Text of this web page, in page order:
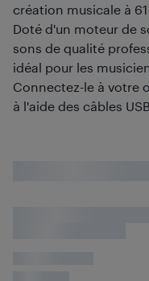
création musicale à
Doté d'un moteur de
sons de qualité
idéal pour les
Connectez-le à votre
à l'aide des câbles